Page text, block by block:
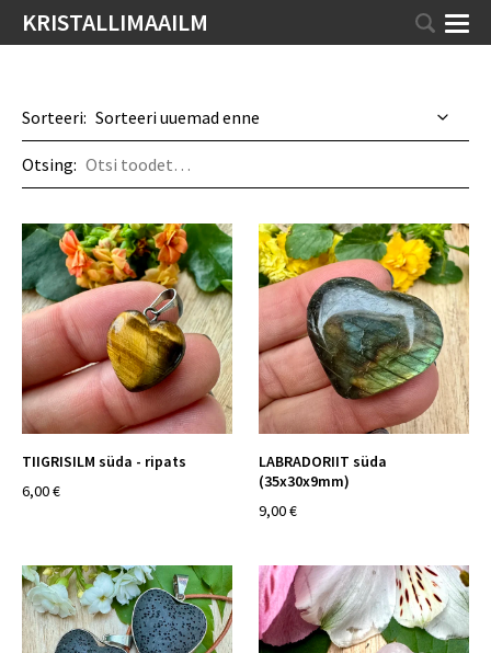
KRISTALLIMAAILM
Sorteeri:
Otsing:
TIIGRISILM süda - ripats
6,00 €
LABRADORIIT süda
(35x30x9mm)
9,00 €